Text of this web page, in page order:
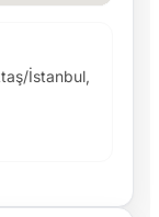
İstanbul,